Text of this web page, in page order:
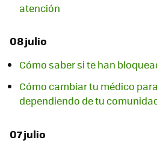
atención
08 julio
Cómo saber si te han
Cómo cambiar tu médico
dependiendo de tu
07 julio